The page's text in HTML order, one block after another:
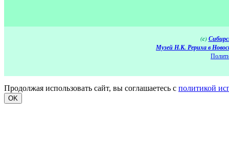
(c)
Музей Н.К. Рериха в
Продолжая использовать сайт, вы соглашаетесь с политикой
OK